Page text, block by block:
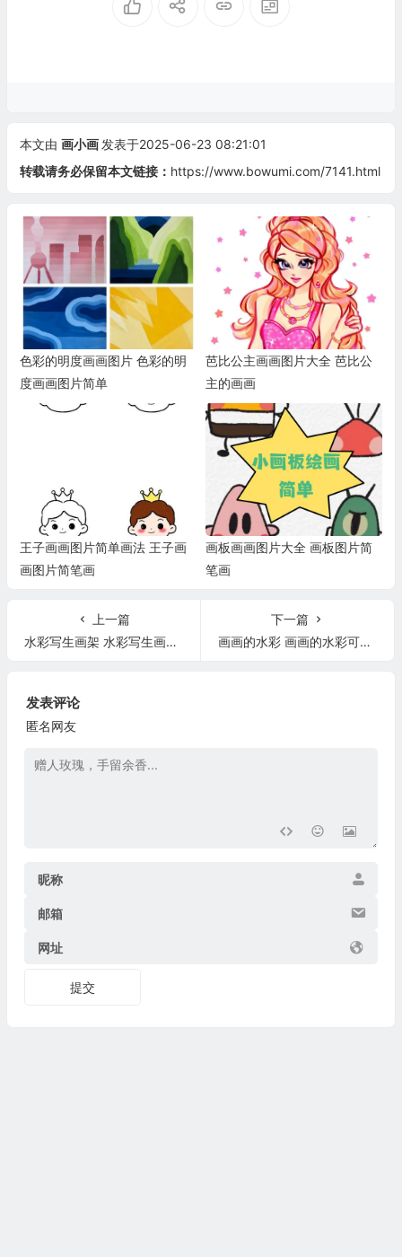
本文由 画小画 发表于2025-06-23 08:21:01
转载请务必保留本文链接： https://www.bowumi.com/7141.html
色彩的明度画画图片 色彩的明
度画画图片简单
芭比公主画画图片大全 芭比公
主的画画
王子画画图片简单画法 王子画
画图片简笔画
画板画画图片大全 画板图片简
笔画
上一篇
水彩写生画架 水彩写生画架图片
下一篇
画画的水彩 画画的水彩可以画美甲吗
发表评论
匿名网友
昵称
邮箱
网址
提交